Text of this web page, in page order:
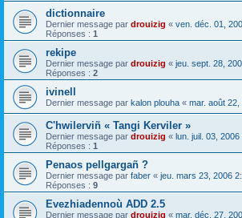
dictionnaire
Dernier message par drouizig « ven. déc. 01,
Réponses : 1
rekipe
Dernier message par drouizig « jeu. sept. 28,
Réponses : 2
ivinell
Dernier message par kalon plouha « mar. août
C'hwilerviñ « Tangi Kerviler »
Dernier message par drouizig « lun. juil. 03, 2006
Réponses : 1
Penaos pellgargañ ?
Dernier message par faber « jeu. mars 23, 2006
Réponses : 9
Evezhiadennoù ADD 2.5
Dernier message par drouizig « mar. déc. 27,